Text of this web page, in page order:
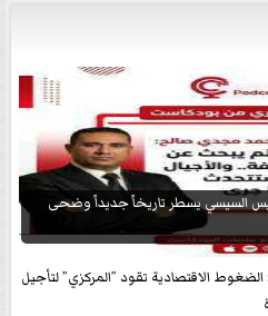
السيسي يسطر تاريخاً جديداً وضحى
الضغوط الاقتصادية تقود ”المركزي” لتأجيل